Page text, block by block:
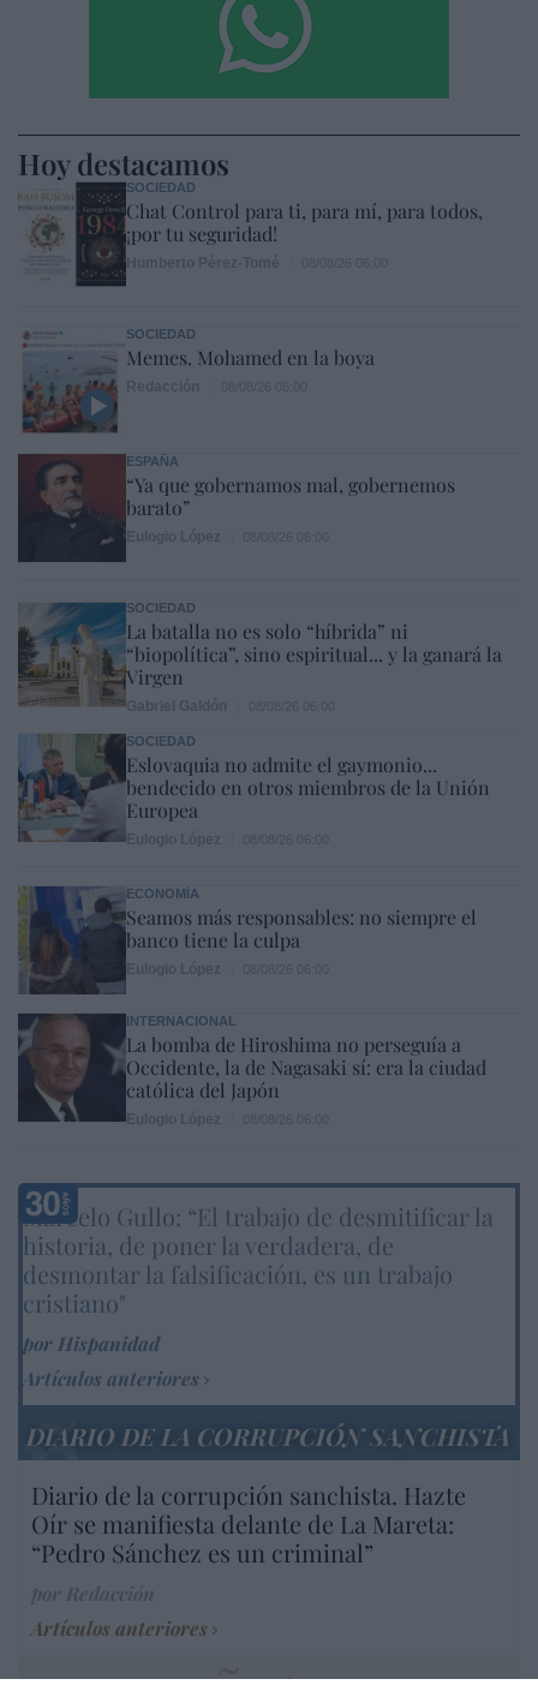
Hoy destacamos
SOCIEDAD
Chat Control para ti, para mí, para todos,
¡por tu seguridad!
SOCIEDAD
Memes. Mohamed en la boya
ESPAÑA
“Ya que gobernamos mal, gobernemos
barato”
SOCIEDAD
La batalla no es solo “híbrida” ni
“biopolítica”, sino espiritual... y la ganará la
Virgen
SOCIEDAD
Eslovaquia no admite el gaymonio...
bendecido en otros miembros de la Unión
Europea
ECONOMÍA
Seamos más responsables: no siempre el
banco tiene la culpa
INTERNACIONAL
La bomba de Hiroshima no perseguía a
Occidente, la de Nagasaki sí: era la ciudad
católica del Japón
Marcelo Gullo: “El trabajo de desmitificar la
historia, de poner la verdadera, de
desmontar la falsificación, es un trabajo
cristiano"
por Hispanidad
Artículos anteriores
DIARIO DE LA CORRUPCIÓN SANCHISTA
Diario de la corrupción sanchista. Hazte
Oír se manifiesta delante de La Mareta:
“Pedro Sánchez es un criminal”
Artículos anteriores